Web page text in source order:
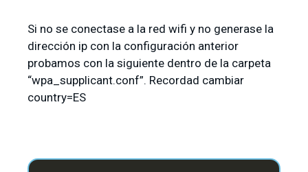
Si no se conectase a la red wifi y no generase la
dirección ip con la configuración anterior
probamos con la siguiente dentro de la carpeta
“wpa_supplicant.conf”. Recordad cambiar
country=ES